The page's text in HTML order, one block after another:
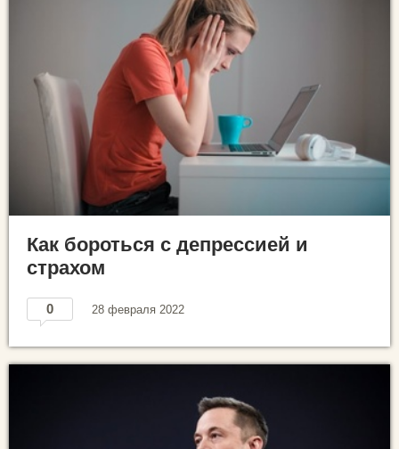
Как бороться с депрессией и
страхом
0 28 февраля 2022